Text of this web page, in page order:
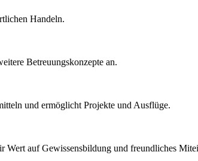
Handeln.
Betreuungskonzepte an.
und ermöglicht Projekte und Ausflüge.
auf Gewissensbildung und freundliches